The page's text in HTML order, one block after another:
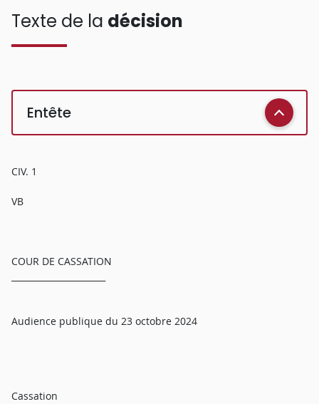
Texte de la décision
Entête
CIV. 1
VB
COUR DE CASSATION
Audience publique du 23 octobre 2024
Cassation